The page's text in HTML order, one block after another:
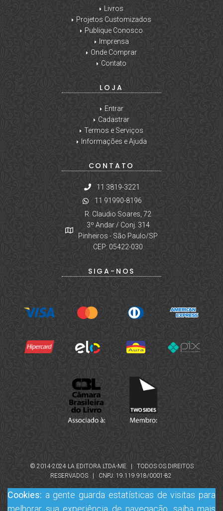
Livros
Projetos Customizados
Publique Conosco
Imprensa
Onde Comprar
Contato
LOJA
Entrar
Cadastrar
Termos e Serviços
Informações e Ajuda
CONTATO
11 3819-3221
11 91990-8196
R. Claudio Soares, 72
3º Andar / Conj. 314
Pinheiros - São Paulo/SP
CEP: 05422-030
SIGA-NOS
© 2014-2024 LA EDITORA LTDA-ME | TODOS OS DIREITOS
RESERVADOS | CNPJ: 19.119.918/0001-82
Cookies: a gente guarda estatísticas de visitas para
melhorar sua experiência de navegação, saiba mais